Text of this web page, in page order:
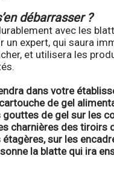
débarrasser ?
avec les
un expert, qui saura
et utilisera les
dans votre
de gel
gouttes de gel sur les
charnières des tiroirs
étagères, sur les
la blatte qui ira